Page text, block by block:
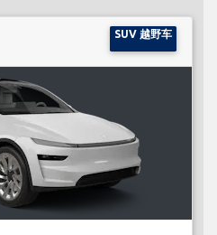
SUV 越野车